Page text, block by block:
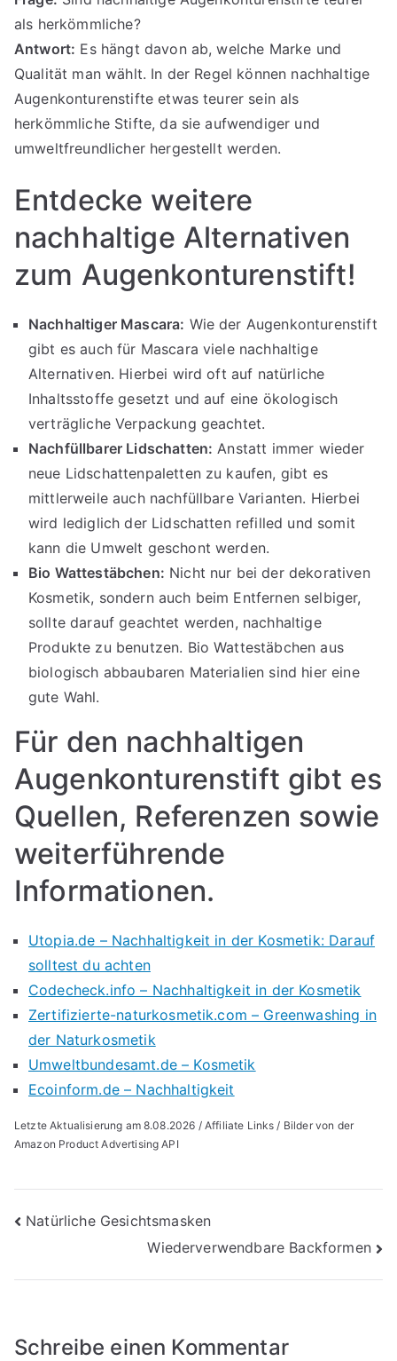
als herkömmliche?
Antwort: Es hängt davon ab, welche Marke und
Qualität man wählt. In der Regel können nachhaltige
Augenkonturenstifte etwas teurer sein als
herkömmliche Stifte, da sie aufwendiger und
umweltfreundlicher hergestellt werden.
Entdecke weitere
nachhaltige Alternativen
zum Augenkonturenstift!
Nachhaltiger Mascara: Wie der Augenkonturenstift
gibt es auch für Mascara viele nachhaltige
Alternativen. Hierbei wird oft auf natürliche
Inhaltsstoffe gesetzt und auf eine ökologisch
verträgliche Verpackung geachtet.
Nachfüllbarer Lidschatten: Anstatt immer wieder
neue Lidschattenpaletten zu kaufen, gibt es
mittlerweile auch nachfüllbare Varianten. Hierbei
wird lediglich der Lidschatten refilled und somit
kann die Umwelt geschont werden.
Bio Wattestäbchen: Nicht nur bei der dekorativen
Kosmetik, sondern auch beim Entfernen selbiger,
sollte darauf geachtet werden, nachhaltige
Produkte zu benutzen. Bio Wattestäbchen aus
biologisch abbaubaren Materialien sind hier eine
gute Wahl.
Für den nachhaltigen
Augenkonturenstift gibt es
Quellen, Referenzen sowie
weiterführende
Informationen.
Utopia.de – Nachhaltigkeit in der Kosmetik: Darauf
solltest du achten
Codecheck.info – Nachhaltigkeit in der Kosmetik
Zertifizierte-naturkosmetik.com – Greenwashing in
der Naturkosmetik
Umweltbundesamt.de – Kosmetik
Ecoinform.de – Nachhaltigkeit
Letzte Aktualisierung am 8.08.2026 / Affiliate Links / Bilder von der
Amazon Product Advertising API
Beitragsnavigation
Natürliche Gesichtsmasken
Wiederverwendbare Backformen
Schreibe einen Kommentar